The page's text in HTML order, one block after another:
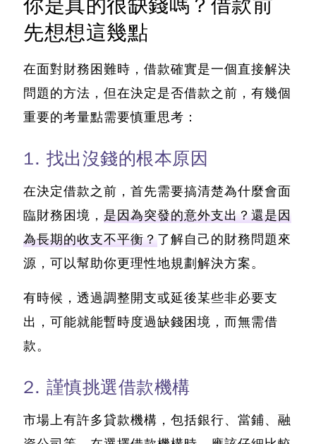
你是真的很缺錢嗎？借款前
先想想這幾點
在面對財務困難時，借款確實是一個直接解決
問題的方法，但在決定是否借款之前，有幾個
重要的考量點需要慎重思考：
1. 找出沒錢的根本原因
在決定借款之前，首先需要搞清楚為什麼會面
臨財務困境， 是因為突發的意外支出？還是因
為長期的收支不平衡？了解自己的財務問題來
源，可以幫助你更理性地規劃解決方案。
有時候， 透過調整開支或延後某些非必要支
出，可能就能暫時度過缺錢困境 ，而無需借
款。
2. 謹慎挑選借款機構
市場上有許多貸款機構，包括銀行、當鋪、融